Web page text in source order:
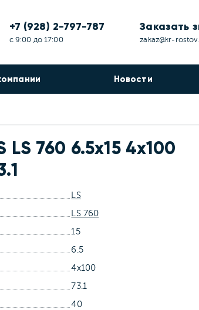
+7 (928) 2-797-787
с 9:00 до 17:00
Заказать
zakaz@kr-
Новости
LS 760 6.5x15 4x100
LS
LS 760
15
6.5
4x100
73.1
40